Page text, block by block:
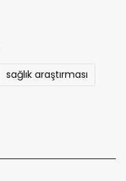
sağlık araştırması